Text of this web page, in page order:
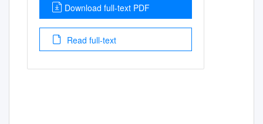
Download full-text PDF
Read full-text